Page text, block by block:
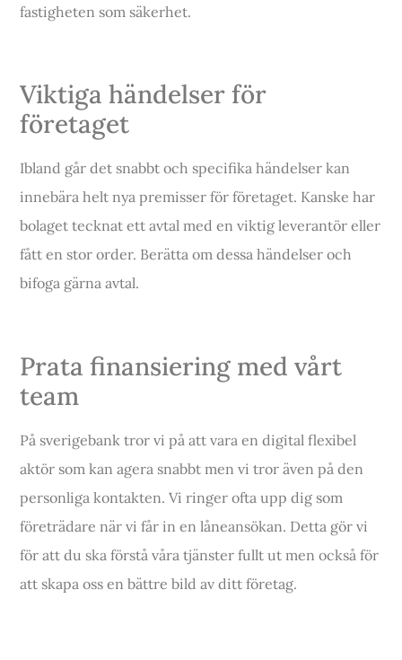
fastigheten som säkerhet.
Viktiga händelser för
företaget
Ibland går det snabbt och specifika händelser kan
innebära helt nya premisser för företaget. Kanske har
bolaget tecknat ett avtal med en viktig leverantör eller
fått en stor order. Berätta om dessa händelser och
bifoga gärna avtal.
Prata finansiering med vårt
team
På sverigebank tror vi på att vara en digital flexibel
aktör som kan agera snabbt men vi tror även på den
personliga kontakten. Vi ringer ofta upp dig som
företrädare när vi får in en låneansökan. Detta gör vi
för att du ska förstå våra tjänster fullt ut men också för
att skapa oss en bättre bild av ditt företag.